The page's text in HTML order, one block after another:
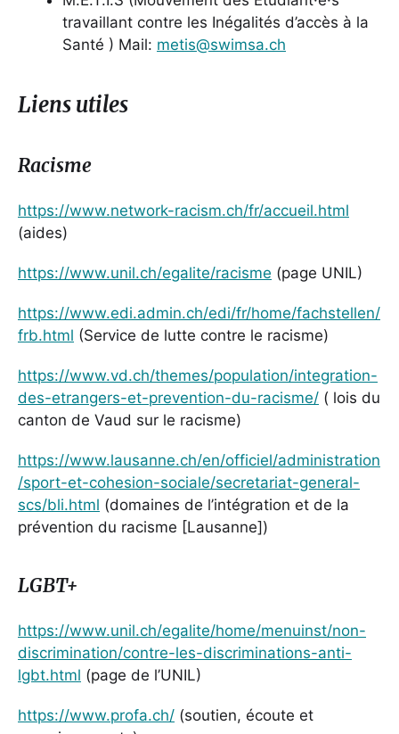
travaillant contre les Inégalités d’accès à la
Santé ) Mail: metis@swimsa.ch
Liens utiles
Racisme
https://www.network-racism.ch/fr/accueil.html
(aides)
https://www.unil.ch/egalite/racisme (page UNIL)
https://www.edi.admin.ch/edi/fr/home/fachstellen/
frb.html (Service de lutte contre le racisme)
https://www.vd.ch/themes/population/integration-
des-etrangers-et-prevention-du-racisme/ ( lois du
canton de Vaud sur le racisme)
https://www.lausanne.ch/en/officiel/administration
/sport-et-cohesion-sociale/secretariat-general-
scs/bli.html (domaines de l’intégration et de la
prévention du racisme [Lausanne])
LGBT+
https://www.unil.ch/egalite/home/menuinst/non-
discrimination/contre-les-discriminations-anti-
lgbt.html (page de l’UNIL)
https://www.profa.ch/ (soutien, écoute et